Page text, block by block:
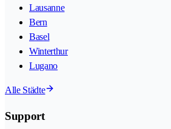
Lausanne
Bern
Basel
Winterthur
Lugano
Alle Städte
Support